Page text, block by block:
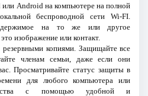
или Android на компьютере на полной
беспроводной сети Wi-FI.
на то же или другое
изображение или контакт.
резервными копиями. Защищайте все
членам семьи, даже если они
Просматривайте статус защиты в
для любого компьютера или
с помощью удобной и